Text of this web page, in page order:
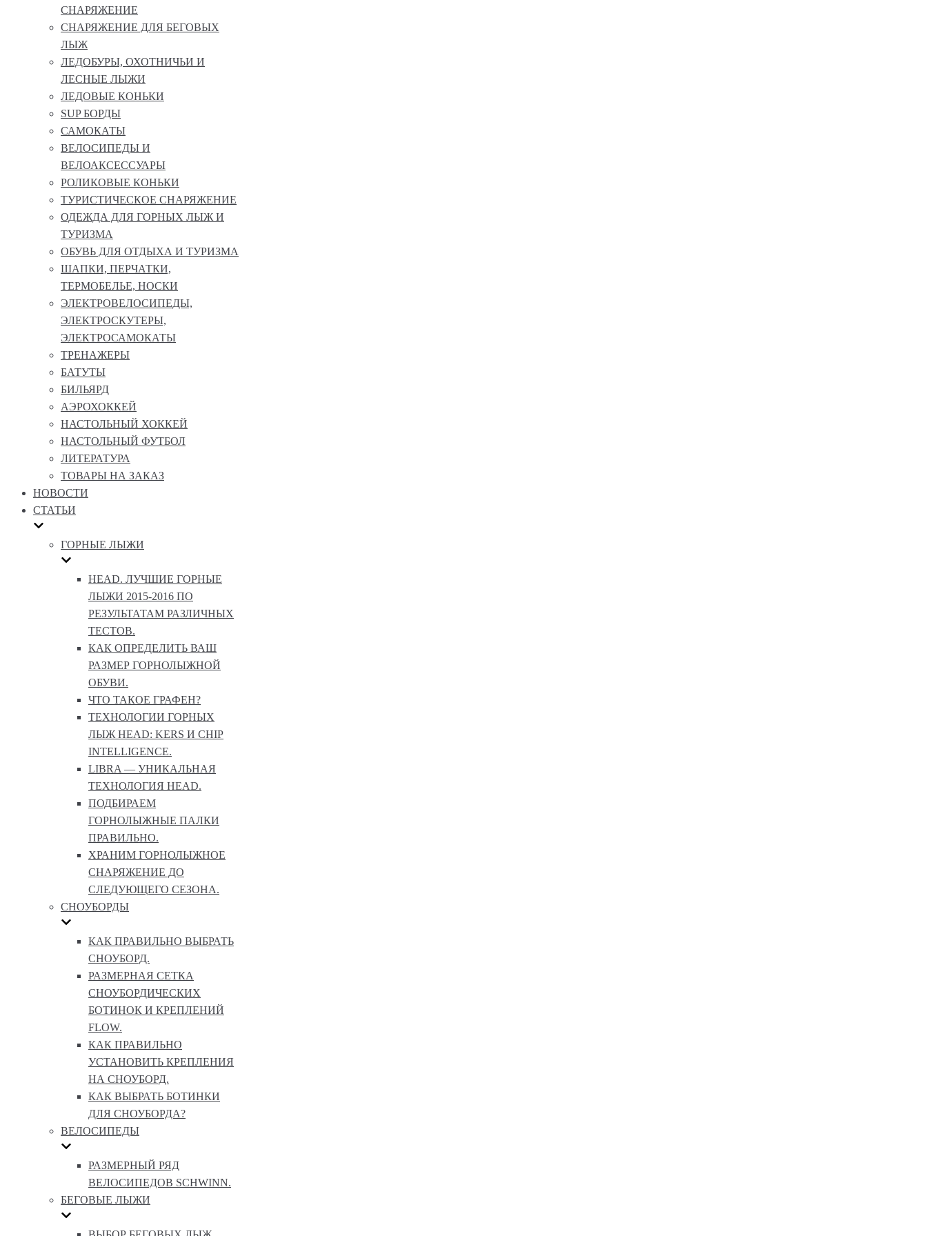
СНАРЯЖЕНИЕ
СНАРЯЖЕНИЕ ДЛЯ БЕГОВЫХ
ЛЫЖ
ЛЕДОБУРЫ, ОХОТНИЧЬИ И
ЛЕСНЫЕ ЛЫЖИ
ЛЕДОВЫЕ КОНЬКИ
SUP БОРДЫ
САМОКАТЫ
ВЕЛОСИПЕДЫ И
ВЕЛОАКСЕССУАРЫ
РОЛИКОВЫЕ КОНЬКИ
ТУРИСТИЧЕСКОЕ СНАРЯЖЕНИЕ
ОДЕЖДА ДЛЯ ГОРНЫХ ЛЫЖ И
ТУРИЗМА
ОБУВЬ ДЛЯ ОТДЫХА И ТУРИЗМА
ШАПКИ, ПЕРЧАТКИ,
ТЕРМОБЕЛЬЕ, НОСКИ
ЭЛЕКТРОВЕЛОСИПЕДЫ,
ЭЛЕКТРОСКУТЕРЫ,
ЭЛЕКТРОСАМОКАТЫ
ТРЕНАЖЕРЫ
БАТУТЫ
БИЛЬЯРД
АЭРОХОККЕЙ
НАСТОЛЬНЫЙ ХОККЕЙ
НАСТОЛЬНЫЙ ФУТБОЛ
ЛИТЕРАТУРА
ТОВАРЫ НА ЗАКАЗ
НОВОСТИ
СТАТЬИ
ГОРНЫЕ ЛЫЖИ
HEAD. ЛУЧШИЕ ГОРНЫЕ
ЛЫЖИ 2015-2016 ПО
РЕЗУЛЬТАТАМ РАЗЛИЧНЫХ
ТЕСТОВ.
КАК ОПРЕДЕЛИТЬ ВАШ
РАЗМЕР ГОРНОЛЫЖНОЙ
ОБУВИ.
ЧТО ТАКОЕ ГРАФЕН?
ТЕХНОЛОГИИ ГОРНЫХ
ЛЫЖ HEAD: KERS И CHIP
INTELLIGENCE.
LIBRA — УНИКАЛЬНАЯ
ТЕХНОЛОГИЯ HEAD.
ПОДБИРАЕМ
ГОРНОЛЫЖНЫЕ ПАЛКИ
ПРАВИЛЬНО.
ХРАНИМ ГОРНОЛЫЖНОЕ
СНАРЯЖЕНИЕ ДО
СЛЕДУЮЩЕГО СЕЗОНА.
СНОУБОРДЫ
КАК ПРАВИЛЬНО ВЫБРАТЬ
СНОУБОРД.
РАЗМЕРНАЯ СЕТКА
СНОУБОРДИЧЕСКИХ
БОТИНОК И КРЕПЛЕНИЙ
FLOW.
КАК ПРАВИЛЬНО
УСТАНОВИТЬ КРЕПЛЕНИЯ
НА СНОУБОРД.
КАК ВЫБРАТЬ БОТИНКИ
ДЛЯ СНОУБОРДА?
ВЕЛОСИПЕДЫ
РАЗМЕРНЫЙ РЯД
ВЕЛОСИПЕДОВ SCHWINN.
БЕГОВЫЕ ЛЫЖИ